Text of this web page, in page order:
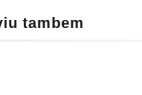
tambem